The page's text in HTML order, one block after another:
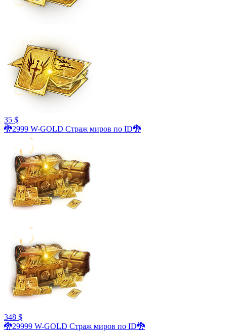
35 $
🐉2999 W-GOLD Страж миров по ID🐉
348 $
🐉29999 W-GOLD Страж миров по ID🐉